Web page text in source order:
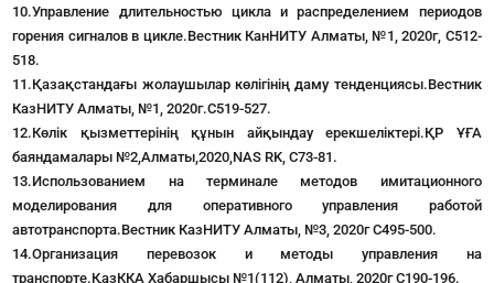
10.Управление длительностью цикла и распределением периодов
горения сигналов в цикле.Вестник КанНИТУ Алматы, №1, 2020г, С512-
518.
11.Қазақстандағы жолаушылар көлігінің даму тенденциясы.Вестник
КазНИТУ Алматы, №1, 2020г.С519-527.
12.Көлік қызметтерінің құнын айқындау ерекшеліктері.ҚР ҰҒА
баяндамалары №2,Алматы,2020,NAS RK, С73-81.
13.Использованием на терминале методов имитационного
моделирования для оперативного управления работой
автотранспорта.Вестник КазНИТУ Алматы, №3, 2020г С495-500.
14.Организация перевозок и методы управления на
транспорте.ҚазККА Хабаршысы №1(112), Алматы, 2020г С190-196.